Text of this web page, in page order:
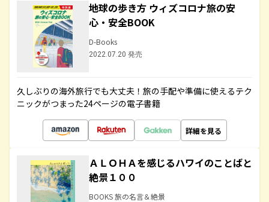
地球の歩き方 ウィズコロナ旅の安
心・安全BOOK
D-Books
2022.07.20 発売
久しぶりの海外旅行でも大丈夫！旅の手配や準備に使えるテク
ニックがつまった24ページの電子書籍
詳細を見る
ＡＬＯＨＡを感じるハワイのことばと
絶景１００
BOOKS 旅の名言＆絶景